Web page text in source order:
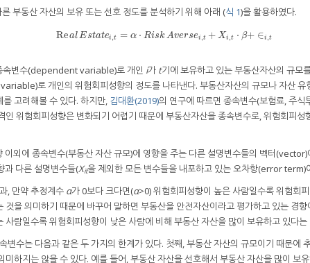
부동산 자산의 보유 또는 선호 정도를 분석하기 위해 아래 (식 1)을 활용하였다.
RealEstatei ,t = α ⋅ RiskAversei ,t + Xi ,t ⋅ β+ ∈i ,t
RealEs ta tei ,t= α⋅RiskAversei,t+X i,t⋅β+ ∈ i, t
속변수(dependent variable)로 개인 i가 t기에 보유하고 있는 부동산자산의 규모
로 개인의 위험회피성향의 정도를 나타낸다. 부동산자산의 규모나 자산 유
고려해볼 수 있다. 하지만, 김대환(2019)의 연구에 따르면 종속변수(보험료, 주
인 위험회피성향은 변화되기 어렵기 때문에 부동산자산을 종속변수로, 위험회피
이외에 종속변수(부동산 자산 규모)에 영향을 주는 다른 설명변수들의 벡터(vector)
과 다른 설명변수들(Xit을 제외한 모든 변수들을 내포하고 있는 오차항(error term)
, 만약 추정계수 α가 0보다 크다면(α>0) 위험회피성향이 높은 사람일수록 위험회
것을 의미하기 때문에 바꾸어 말하면 부동산을 안전자산이라고 평가하고 있는 경
사람일수록 위험회피성향이 낮은 사람에 비해 부동산 자산을 많이 보유하고 있다는
변수는 다음과 같은 두 가지의 한계가 있다. 첫째, 부동산 자산의 규모이기 때문에
미하지는 않을 수 있다. 예를 들어, 부동산 자산을 선호해서 부동산 자산을 많이 보